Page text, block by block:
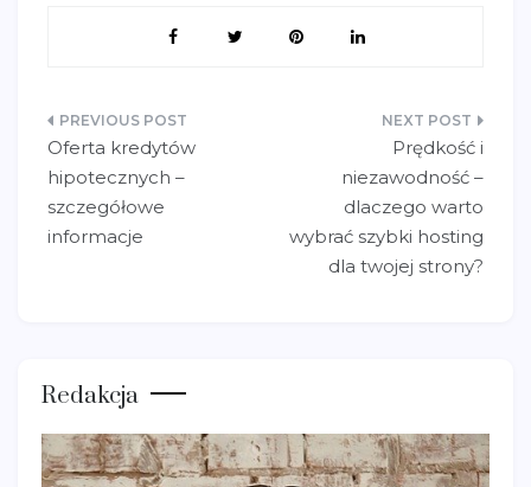
Nawigacja
wpisu
Oferta kredytów
hipotecznych –
szczegółowe
informacje
Prędkość i
niezawodność –
dlaczego warto
wybrać szybki hosting
dla twojej strony?
Redakcja